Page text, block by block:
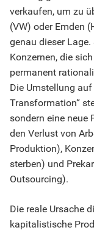
verkaufen, um zu
(VW) oder Emden
genau dieser
Konzernen, die
permanent
Die Umstellung
Transformation“
sondern eine neue
den Verlust von
Produktion),
sterben) und
Outsourcing).
Die reale Ursache
kapitalistische